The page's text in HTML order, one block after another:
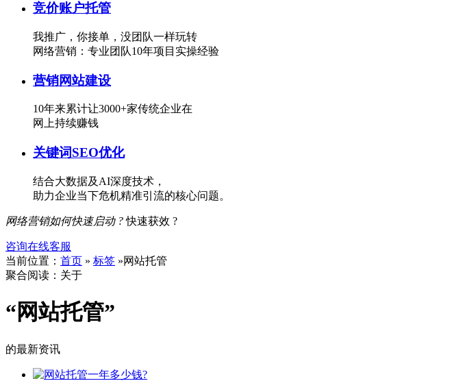
竞价账户托管
我推广，你接单，没团队一样玩转
网络营销：专业团队10年项目实操经验
营销网站建设
10年来累计让3000+家传统企业在
网上持续赚钱
关键词SEO优化
结合大数据及AI深度技术，
助力企业当下危机精准引流的核心问题。
网络营销如何快速启动 ?快速获效 ?
咨询在线客服
当前位置： 首页 » 标签 »网站托管
聚合阅读：关于
“网站托管”
的最新资讯